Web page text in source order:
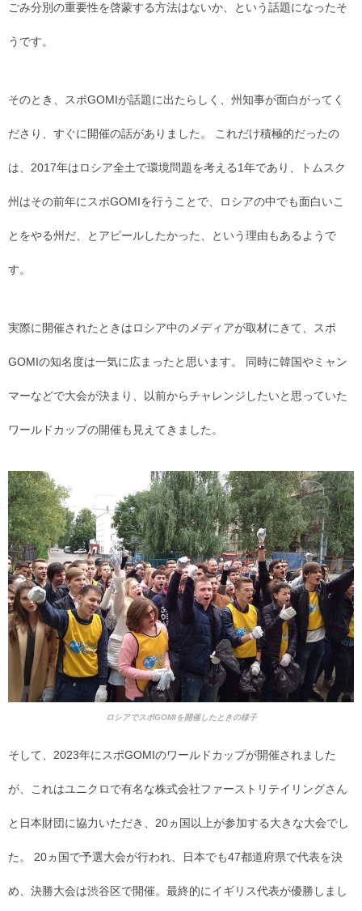
ごみ分別の重要性を啓蒙する方法はないか、という話題になったそ
うです。
そのとき、スポGOMIが話題に出たらしく、州知事が面白がってく
ださり、すぐに開催の話がありました。 これだけ積極的だったの
は、2017年はロシア全土で環境問題を考える1年であり、トムスク
州はその前年にスポGOMIを行うことで、ロシアの中でも面白いこ
とをやる州だ、とアピールしたかった、という理由もあるようで
す。
実際に開催されたときはロシア中のメディアが取材にきて、スポ
GOMIの知名度は一気に広まったと思います。 同時に韓国やミャン
マーなどで大会が決まり、以前からチャレンジしたいと思っていた
ワールドカップの開催も見えてきました。
ロシアでスポGOMIを開催したときの様子
そして、2023年にスポGOMIのワールドカップが開催されました
が、これはユニクロで有名な株式会社ファーストリテイリングさん
と日本財団に協力いただき、20ヵ国以上が参加する大きな大会でし
た。 20ヵ国で予選大会が行われ、日本でも47都道府県で代表を決
め、決勝大会は渋谷区で開催。最終的にイギリス代表が優勝しまし